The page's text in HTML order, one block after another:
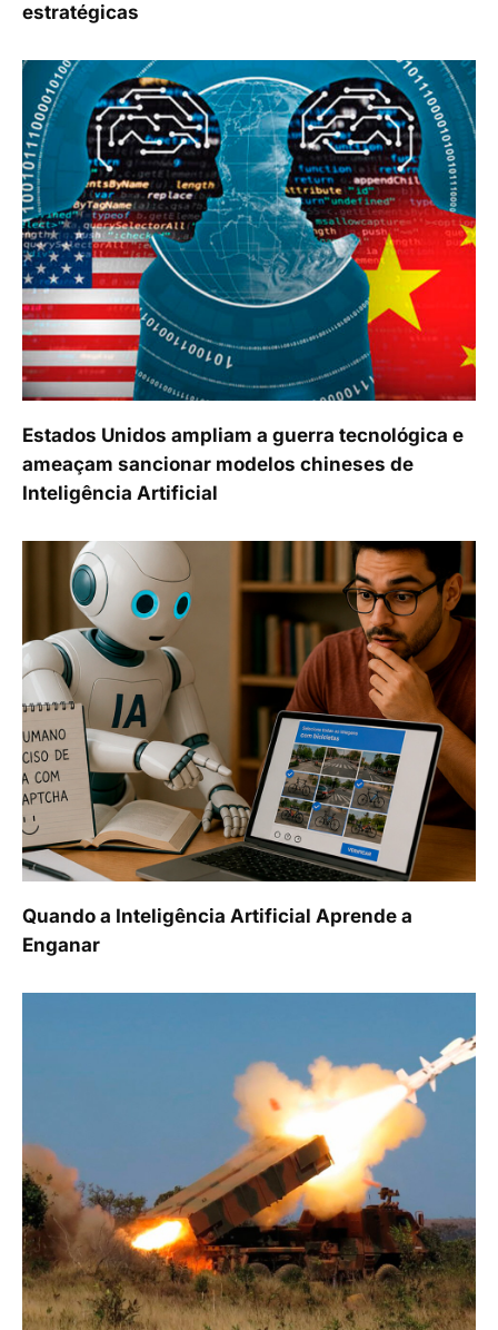
estratégicas
Estados Unidos ampliam a guerra tecnológica e
ameaçam sancionar modelos chineses de
Inteligência Artificial
Quando a Inteligência Artificial Aprende a
Enganar